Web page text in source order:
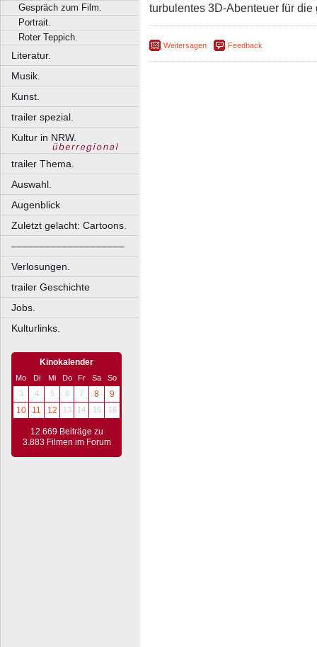
Gespräch zum Film.
Portrait.
Roter Teppich.
Literatur.
Musik.
Kunst.
trailer spezial.
Kultur in NRW.
trailer Thema.
Auswahl.
Augenblick
Zuletzt gelacht: Cartoons.
––––––––––––––––––––
Verlosungen.
trailer Geschichte
Jobs.
Kulturlinks.
Kinokalender
Mo Di Mi Do Fr Sa
So
3
4 5 6 7 8
9
10
11 12 13 14 15 16
12.669 Beiträge zu
3.883 Filmen im Forum
turbulentes 3D-Abenteuer für
Weitersagen Feedback